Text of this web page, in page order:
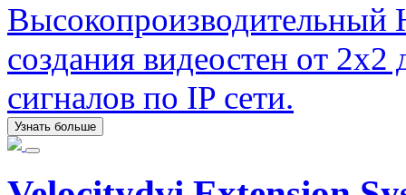
Высокопроизводительный
создания видеостен от
сигналов по IP сети.
Узнать больше